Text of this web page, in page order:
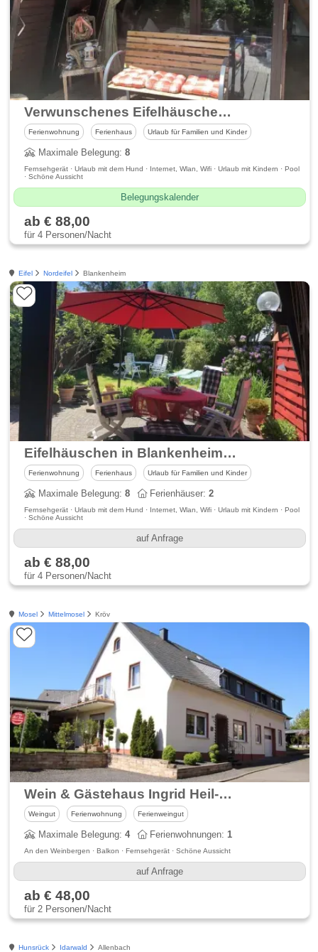
Verwunschenes Eifelhäuschen am Waldrand, Haus 221
Ferienwohnung Ferienhaus Urlaub für Familien und Kinder
Maximale Belegung:8
Fernsehgerät · Urlaub mit dem Hund · Internet, Wlan, Wifi · Urlaub mit Kindern · Pool
· Schöne Aussicht
Belegungskalender
ab € 88,00
für 4 Personen/Nacht
Eifel Nordeifel Blankenheim
Eifelhäuschen in Blankenheim Haus 202
Ferienwohnung Ferienhaus Urlaub für Familien und Kinder
Maximale Belegung:8 Ferienhäuser:2
Fernsehgerät · Urlaub mit dem Hund · Internet, Wlan, Wifi · Urlaub mit Kindern · Pool
· Schöne Aussicht
auf Anfrage
ab € 88,00
für 4 Personen/Nacht
Mosel Mittelmosel Kröv
Wein & Gästehaus Ingrid Heil-Kinn
Weingut Ferienwohnung Ferienweingut
Maximale Belegung:4 Ferienwohnungen:1
An den Weinbergen · Balkon · Fernsehgerät · Schöne Aussicht
auf Anfrage
ab € 48,00
für 2 Personen/Nacht
Hunsrück Idarwald Allenbach